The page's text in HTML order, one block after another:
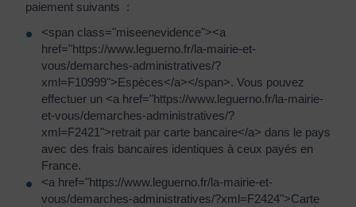
paiement suivants :
<span class="miseenevidence"><a
href="https://www.leguerno.fr/la-mairie-et-
vous/demarches-administratives/?
xml=F10999">Espèces</a></span>. Vous pouvez
effectuer un <a href="https://www.leguerno.fr/la-mairie-
et-vous/demarches-administratives/?
xml=F2421">retrait par carte bancaire</a> dans le pays
avec des frais bancaires identiques à ceux payés en
France.
<a href="https://www.leguerno.fr/la-mairie-et-
vous/demarches-administratives/?xml=F2424">Carte